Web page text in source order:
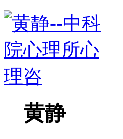
黄静